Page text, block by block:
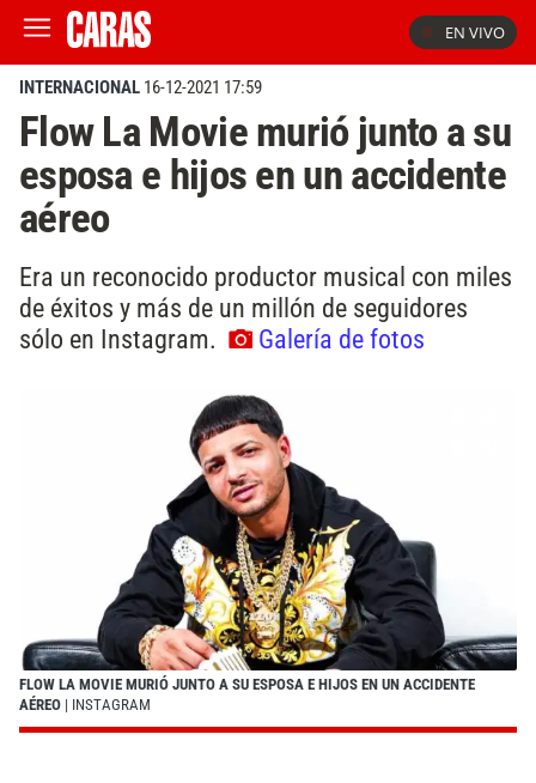
EN VIVO
INTERNACIONAL 16-12-2021 17:59
Flow La Movie murió junto a su
esposa e hijos en un accidente
aéreo
Era un reconocido productor musical con miles
de éxitos y más de un millón de seguidores
sólo en Instagram.
Galería de fotos
FLOW LA MOVIE MURIÓ JUNTO A SU ESPOSA E HIJOS EN UN ACCIDENTE
AÉREO | INSTAGRAM